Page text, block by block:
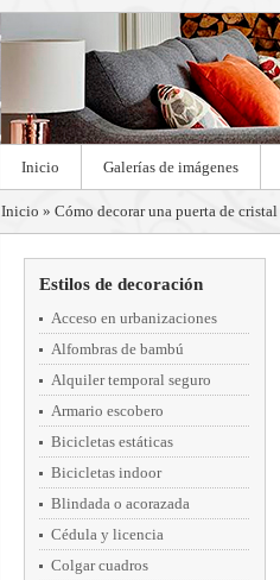
Inicio Galerías de imágenes
Inicio » Cómo decorar una puerta de cristal
Estilos de decoración
Acceso en urbanizaciones
Alfombras de bambú
Alquiler temporal seguro
Armario escobero
Bicicletas estáticas
Bicicletas indoor
Blindada o acorazada
Cédula y licencia
Colgar cuadros